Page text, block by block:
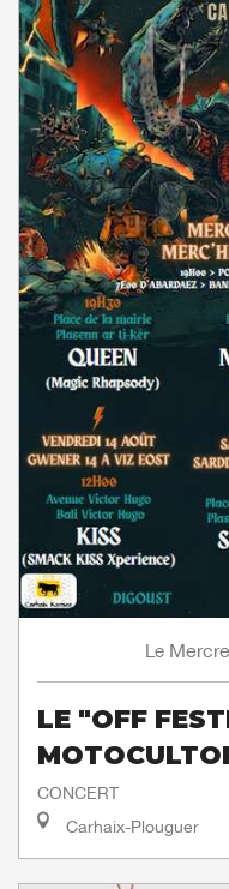
Le
LE "OFF
CONCERT
Carhaix-Plouguer